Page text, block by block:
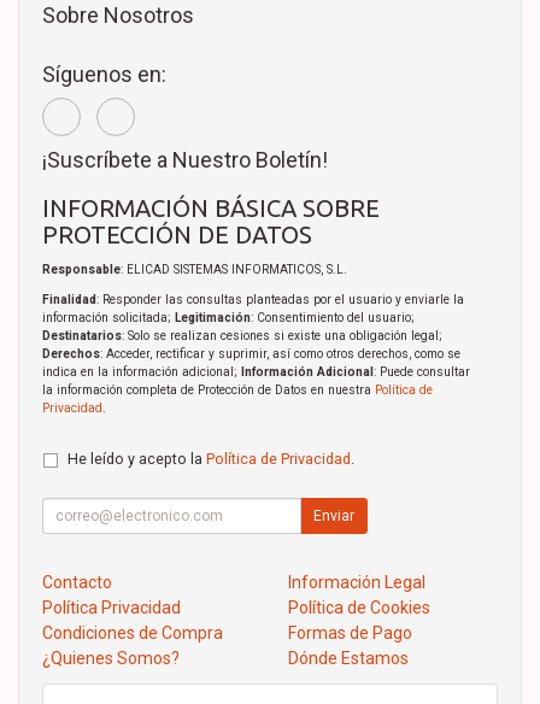
Sobre Nosotros
Síguenos en:
¡Suscríbete a Nuestro Boletín!
INFORMACIÓN BÁSICA SOBRE
PROTECCIÓN DE DATOS
Responsable: ELICAD SISTEMAS INFORMATICOS, S.L.
Finalidad: Responder las consultas planteadas por el usuario y enviarle la
información solicitada; Legitimación: Consentimiento del usuario;
Destinatarios: Solo se realizan cesiones si existe una obligación legal;
Derechos: Acceder, rectificar y suprimir, así como otros derechos, como se
indica en la información adicional;
Información Adicional : Puede consultar
la información completa de Protección de Datos en nuestra Política de
Privacidad
He leído y acepto la Política de Privacidad
Enviar
Contacto
Información Legal
Política Privacidad
Política de Cookies
Condiciones de Compra
Formas de Pago
¿Quienes Somos?
Dónde Estamos